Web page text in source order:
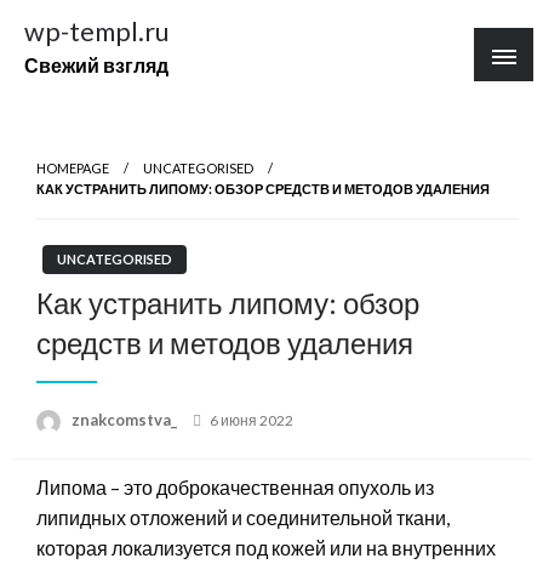
содержимому
wp-templ.ru
Свежий взгляд
HOMEPAGE
UNCATEGORISED
КАК УСТРАНИТЬ ЛИПОМУ: ОБЗОР СРЕДСТВ И МЕТОДОВ УДАЛЕНИЯ
UNCATEGORISED
Как устранить липому: обзор
средств и методов удаления
znakcomstva_
Posted
6 июня 2022
Липома – это доброкачественная опухоль из
липидных отложений и соединительной ткани,
которая локализуется под кожей или на внутренних